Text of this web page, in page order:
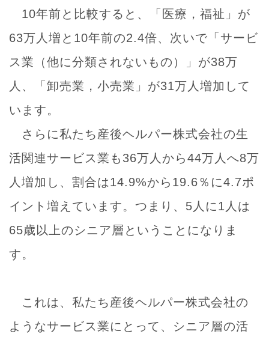
10年前と比較すると、「医療，福祉」が
63万人増と10年前の2.4倍、次いで「サービ
ス業（他に分類されないもの）」が38万
人、「卸売業，小売業」が31万人増加して
います。
さらに私たち産後ヘルパー株式会社の生
活関連サービス業も36万人から44万人へ8万
人増加し、割合は14.9%から19.6％に4.7ポ
イント増えています。つまり、5人に1人は
65歳以上のシニア層ということになりま
す。
これは、私たち産後ヘルパー株式会社の
ようなサービス業にとって、シニア層の活